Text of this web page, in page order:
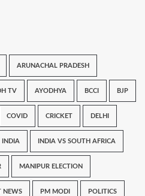
ARUNACHAL PRADESH
TV AYODHYA BCCI BJP
COVID CRICKET DELHI
INDIA INDIA VS SOUTH AFRICA
MANIPUR ELECTION
NEWS PM MODI POLITICS